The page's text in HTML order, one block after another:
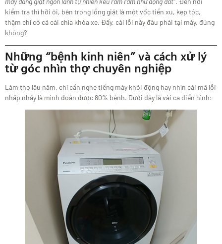
kiểm tra thì hỡi ôi, bên trong lồng giặt là một vốc tiền xu, kẹp tóc,
thậm chí có cả cái chìa khóa xe. Đấy, cái lỗi này đâu phải tại máy, đúng
không?
Những “bệnh kinh niên” và cách xử lý
từ góc nhìn thợ chuyên nghiệp
Làm thợ lâu năm, chỉ cần nghe tiếng máy khởi động hay nhìn cái mã lỗi
nhấp nháy là mình đoán được 80% bệnh. Dưới đây là vài ca điển hình: